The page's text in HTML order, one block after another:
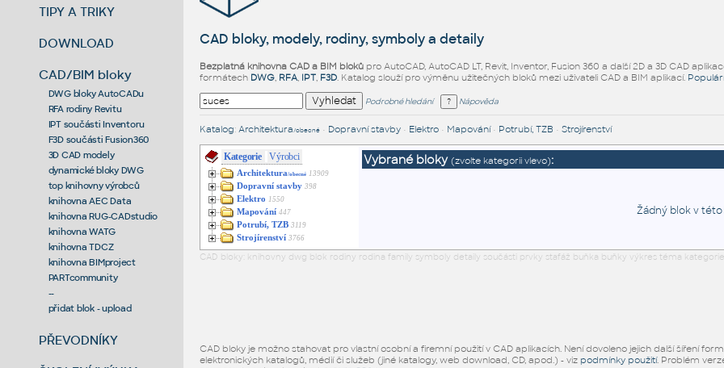
TIPY A TRIKY
DOWNLOAD
CAD/BIM bloky
DWG bloky AutoCADu
RFA rodiny Revitu
IPT součásti Inventoru
F3D součásti Fusion360
3D CAD modely
dynamické bloky DWG
top knihovny výrobců
knihovna AEC Data
knihovna RUG-CADstudio
knihovna WATG
knihovna TDCZ
knihovna BIMproject
PARTcommunity
--
přidat blok - upload
PŘEVODNÍKY
CAD bloky, modely, rodiny, symboly a detaily
Bezplatná knihovna CAD a BIM blokůpro AutoCAD, AutoCAD LT, Revit, Inventor, Fusion 360 a další 2D a 3D CAD
formátech DWG, RFA, IPT, F3D. Katalog slouží pro výměnu užitečných bloků mezi uživateli CAD a BIM aplikací.
Podrobné hledání Nápověda
Katalog: Architektura /obecné• Dopravní stavby• Elektro• Mapování• Potrubí, TZB • Strojírenství
Kategorie Výrobci
Architektura/obecné 13909
Dopravní stavby 398
Elektro 1550
Mapování 447
Potrubí, TZB 3119
Strojírenství 3766
Vybrané bloky (zvolte kategorii vlevo):
Žádný blok v
CAD bloky: knihovny dwg blok rodiny rodina family symboly detaily součásti prvky stafáž buňka buňky výkres téma
CAD bloky je možno stahovat pro vlastní osobní a firemní použití v CAD aplikacích. Není dovoleno jejich další šíření
elektronických katalogů, médií či služeb (jiné katalogy, web download, CD, apod.) - viz podmínky použití. Problém